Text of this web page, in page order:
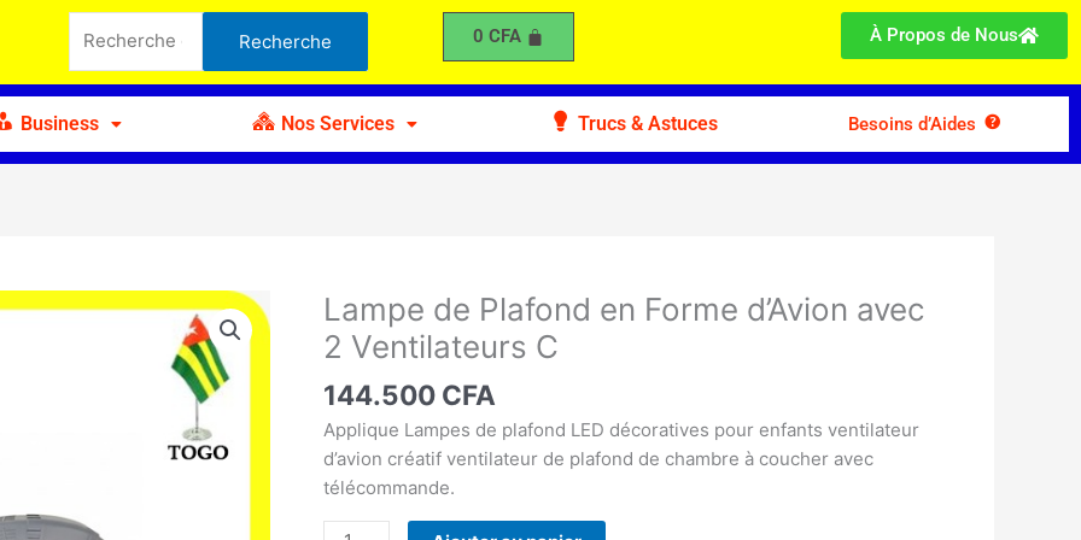
pour :
Recherche 0 CFA À Propos de Nous
Business Nos Services Trucs & Astuces Besoins d’Aides
Lampe de Plafond en Forme d’Avion avec
2 Ventilateurs C
144.500 CFA
Applique Lampes de plafond LED décoratives pour enfants ventilateur
d’avion créatif ventilateur de plafond de chambre à coucher avec
télécommande.
quantité
de
Lampe
de
Plafond
en
Forme
avec
Forme
d'Avion
2